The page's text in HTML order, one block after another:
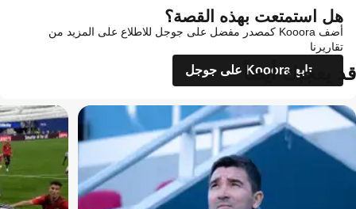
هل استمتعت بهذه القصة؟
أضف Kooora كمصدر مفضل على جوجل للاطلاع على المزيد من
تقاريرنا
تابع Kooora على جوجل
قد يعجبك أيضاً